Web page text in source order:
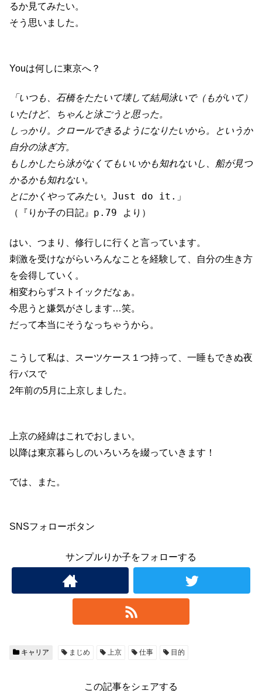
るか見てみたい。
そう思いました。
Youは何しに東京へ？
「いつも、石橋をたたいて壊して結局泳いで（もがいて）
いたけど、ちゃんと泳ごうと思った。
しっかり。クロールできるようになりたいから。というか
自分の泳ぎ方。
もしかしたら泳がなくてもいいかも知れないし、船が見つ
かるかも知れない。
とにかくやってみたい。 Just do it.」
（『りか子の日記』p.79 より）
はい、つまり、修行しに行くと言っています。
刺激を受けながらいろんなことを経験して、自分の生き方
を会得していく。
相変わらずストイックだなぁ。
今思うと嫌気がさします…笑。
だって本当にそうなっちゃうから。
こうして私は、スーツケース１つ持って、一睡もできぬ夜
行バスで
2年前の5月に上京しました。
上京の経緯はこれでおしまい。
以降は東京暮らしのいろいろを綴っていきます！
では、また。
SNSフォローボタン
サンプルりか子をフォローする
キャリア まじめ 上京 仕事 目的
この記事をシェアする